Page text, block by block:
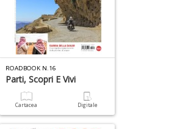
ROADBOOK N.16
Parti, Scopri E Vivi
Cartacea Digitale